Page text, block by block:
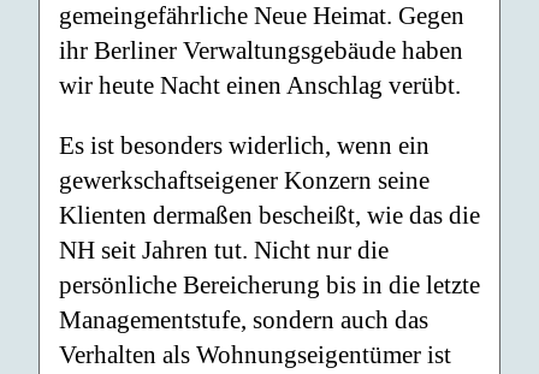
gemeingefährliche Neue Heimat. Gegen
ihr Berliner Verwaltungsgebäude haben
wir heute Nacht einen Anschlag verübt.
Es ist besonders widerlich, wenn ein
gewerkschaftseigener Konzern seine
Klienten dermaßen bescheißt, wie das die
NH seit Jahren tut. Nicht nur die
persönliche Bereicherung bis in die letzte
Managementstufe, sondern auch das
Verhalten als Wohnungseigentümer ist